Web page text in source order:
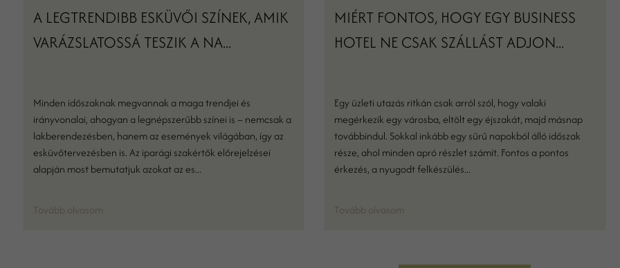
A LEGTRENDIBB ESKÜVŐI SZÍNEK, AMIK
VARÁZSLATOSSÁ TESZIK A NA...
Minden időszaknak megvannak a maga trendjei és
irányvonalai, ahogyan a legnépszerűbb színei is – nemcsak a
lakberendezésben, hanem az események világában, így az
esküvőtervezésben is. Az iparági szakértők előrejelzései
alapján most bemutatjuk azokat az es...
Tovább olvasom
MIÉRT FONTOS, HOGY EGY BUSINESS
HOTEL NE CSAK SZÁLLÁST ADJON...
Egy üzleti utazás ritkán csak arról szól, hogy valaki
megérkezik egy városba, eltölt egy éjszakát, majd másnap
továbbindul. Sokkal inkább egy sűrű napokból álló időszak
része, ahol minden apró részlet számít. Fontos a pontos
érkezés, a nyugodt felkészülés...
Tovább olvasom